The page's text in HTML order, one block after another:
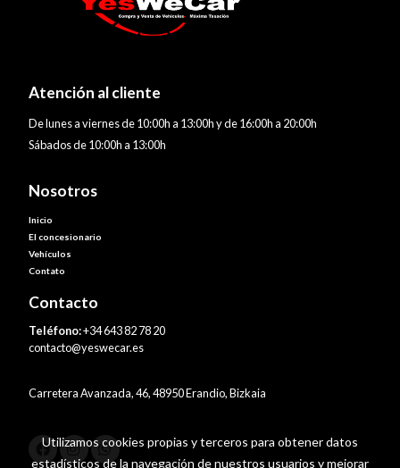
Atención al cliente
De lunes a viernes de 10:00h a 13:00h y de 16:00h a 20:00h
Sábados de 10:00h a 13:00h
Nosotros
Inicio
El concesionario
Vehículos
Contato
Contacto
Teléfono:+34 643 82 78 20
contacto@yeswecar.es
Carretera Avanzada, 46, 48950 Erandio, Bizkaia
Utilizamos cookies propias y terceros para obtener datos
estadísticos de la navegación de nuestros usuarios y mejorar